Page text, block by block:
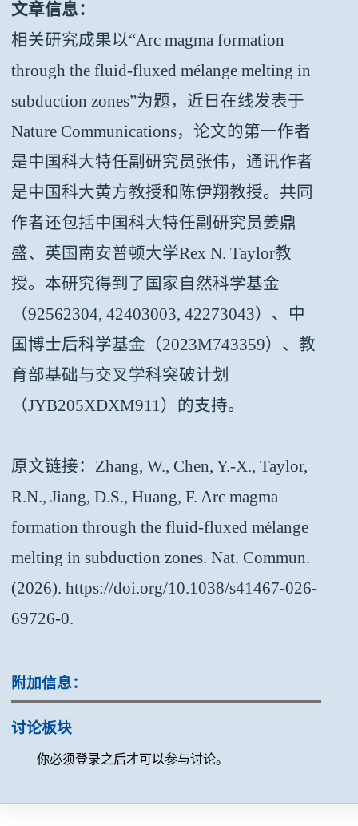
文章信息：
相关研究成果以“Arc magma formation
through the fluid-fluxed mélange melting in
subduction zones”为题，近日在线发表于
Nature Communications，论文的第一作者
是中国科大特任副研究员张伟，通讯作者
是中国科大黄方教授和陈伊翔教授。共同
作者还包括中国科大特任副研究员姜鼎
盛、英国南安普顿大学Rex N. Taylor教
授。本研究得到了国家自然科学基金
（92562304, 42403003, 42273043）、中
国博士后科学基金（2023M743359）、教
育部基础与交叉学科突破计划
（JYB205XDXM911）的支持。
原文链接：Zhang, W., Chen, Y.-X., Taylor,
R.N., Jiang, D.S., Huang, F. Arc magma
formation through the fluid-fluxed mélange
melting in subduction zones. Nat. Commun.
(2026). https://doi.org/10.1038/s41467-026-
69726-0.
附加信息：
讨论板块
你必须登录之后才可以参与讨论。